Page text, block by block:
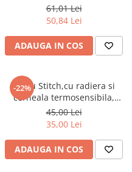
61,01 Lei
50,84 Lei
ADAUGA IN COS
-22%
Stilou Stitch,cu radiera si
cerneala termosensibila,
pastel
45,00 Lei
35,00 Lei
ADAUGA IN COS